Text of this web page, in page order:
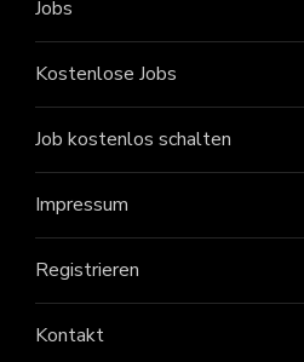
Jobs
Kostenlose Jobs
Job kostenlos schalten
Impressum
Registrieren
Kontakt